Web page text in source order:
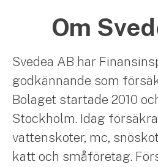
Om
Svedea AB har
godkännande som
Bolaget startade 2010
Stockholm. Idag
vattenskoter, mc,
katt och småföretag.